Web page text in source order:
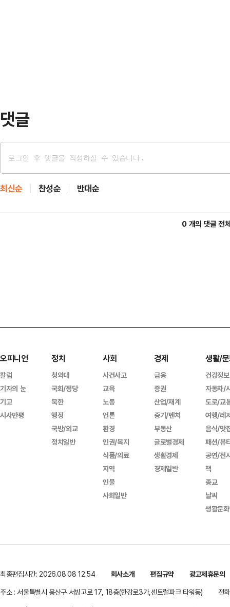
댓글
최신순 찬성순 반대순
0 개의 댓글 전
오피니언
칼럼
기자의 눈
기고
시사만평
정치
청와대
국회/정당
북한
행정
국방/외교
정치일반
사회
사건사고
교육
노동
언론
환경
인권/복지
식품/의료
지역
인물
사회일반
경제
금융
증권
산업/재계
중기/벤처
부동산
글로벌경제
생활경제
경제일반
생활/
건강정보
자동차/
도로/교
여행/레
음식/맛
패션/뷰
공연/전
책
종교
날씨
생활문
최종편집시간: 2026.08.08 12:54 회사소개 편집규약
광고제휴문의
주소 : 서울특별시 용산구 서빙고로 17, 18층(한강로3가,센트럴파크 타워동)
전